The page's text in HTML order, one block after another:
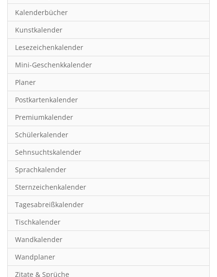
Fußball
Gaming
Geburtstagskalender
Geschichte
Hobby & Basteln
Humor & Cartoon
Inspiration & Entspannung
Inspiration & Spiritualität
Kinderkalender
Kunst
Länder & Städte
Landschaft & Natur
Lifestyle
Literatur
Manga & Animé
Neutrale Kalender
Kalenderbücher
Kunstkalender
Lesezeichenkalender
Mini-Geschenkkalender
Planer
Postkartenkalender
Premiumkalender
Schülerkalender
Sehnsuchtskalender
Sprachkalender
Sternzeichenkalender
Tagesabreißkalender
Tischkalender
Wandkalender
Wandplaner
Zitate & Sprüche